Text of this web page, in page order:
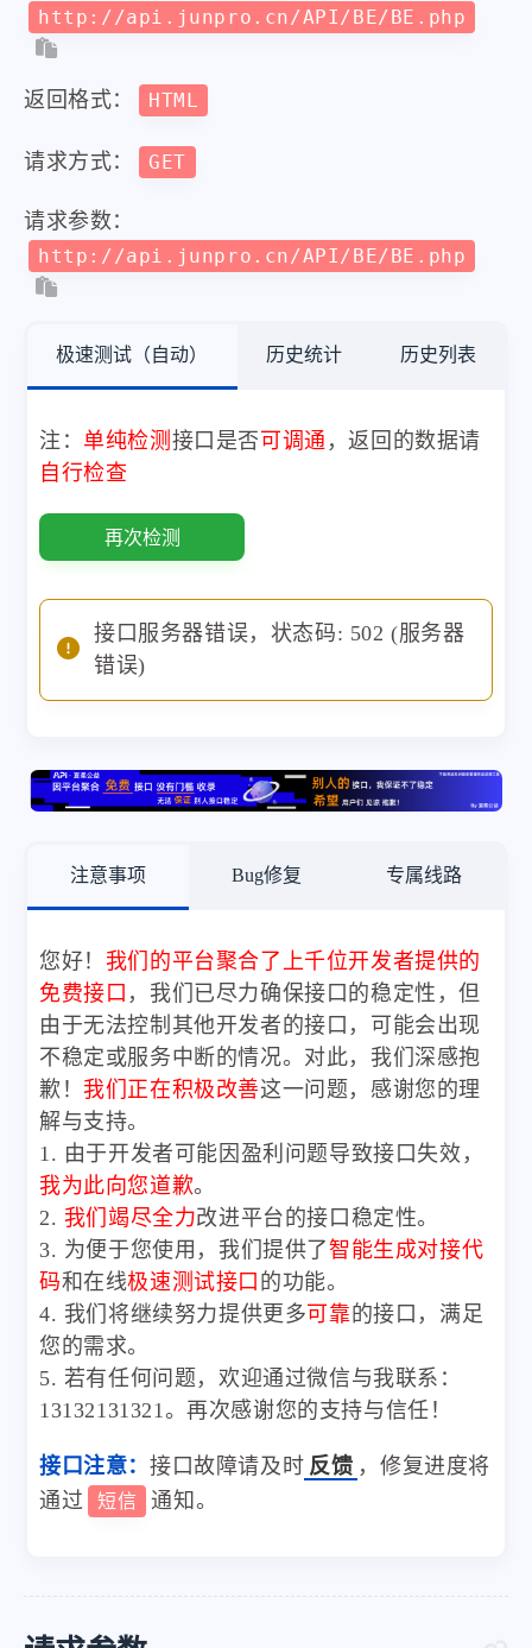
http://api.junpro.cn/API/BE/BE.php
返回格式： HTML
请求方式： GET
请求参数：
http://api.junpro.cn/API/BE/BE.php
极速测试（自动） 历史统计 历史列表
注： 单纯检测 接口是否 可调通 ，返回的数据请
自行检查
再次检测
接口服务器错误，状态码: 502 (服务器
错误)
注意事项 Bug修复 专属线路
您好！ 我们的平台聚合了上千位开发者提供的
免费接口 ，我们已尽力确保接口的稳定性，但
由于无法控制其他开发者的接口，可能会出现
不稳定或服务中断的情况。对此，我们深感抱
歉！ 我们正在积极改善这一问题，感谢您的理
解与支持。
1. 由于开发者可能因盈利问题导致接口失效，
我为此向您道歉。
2. 我们竭尽全力改进平台的接口稳定性。
3. 为便于您使用，我们提供了智能生成对接代
码和在线极速测试接口 的功能。
4. 我们将继续努力提供更多可靠的接口，满足
您的需求。
5. 若有任何问题，欢迎通过微信与我联系：
13132131321。再次感谢您的支持与信任！
接口注意： 接口故障请及时 反馈 ，修复进度将
通过
短信 通知。